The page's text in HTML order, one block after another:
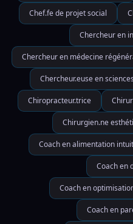
Chef.fe de projet social
Chercheur en
Chercheur en médecine
Chercheur.euse en
Chiropracteur.trice
Chirurgien.ne
Coach en alimentation
Coach en
Coach en
Coach en